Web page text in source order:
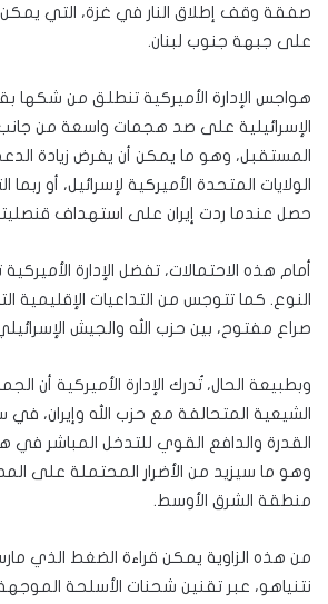
صفقة وقف إطلاق النار في غزة، التي
على جبهة جنوب لبنان.
هواجس الإدارة الأميركية تنطلق من شكها
الإسرائيلية على صد هجمات واسعة من
المستقبل، وهو ما يمكن أن يفرض زيادة
الولايات المتحدة الأميركية لإسرائيل، أو
حصل عندما ردت إيران على استهداف
أمام هذه الاحتمالات، تفضل الإدارة
النوع. كما تتوجس من التداعيات الإقليمية
صراع مفتوح، بين حزب الله والجيش
وبطبيعة الحال، تُدرك الإدارة الأميركية أن
الشيعية المتحالفة مع حزب الله وإيران، في
القدرة والدافع القوي للتدخل المباشر في
وهو ما سيزيد من الأضرار المحتملة على
منطقة الشرق الأوسط.
من هذه الزاوية يمكن قراءة الضغط الذي
نتنياهو، عبر تقنين شحنات الأسلحة